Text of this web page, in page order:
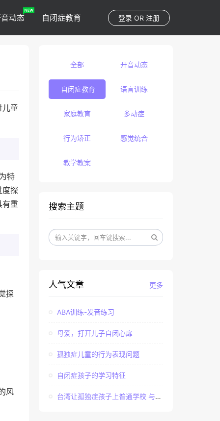
登录 OR 注册
动态 自闭症教育
儿童
特
度探
有重
探
风
全部 开音动态
自闭症教育 语言训练
家庭教育 多动症
行为矫正 感觉统合
教学教案
搜索主题
更多
人气文章
ABA训练-发音练习
母爱，打开儿子自闭心扉
孤独症儿童的行为表现问题
自闭症孩子的学习特征
台湾让孤独症孩子上普通学校 与社会“融合”